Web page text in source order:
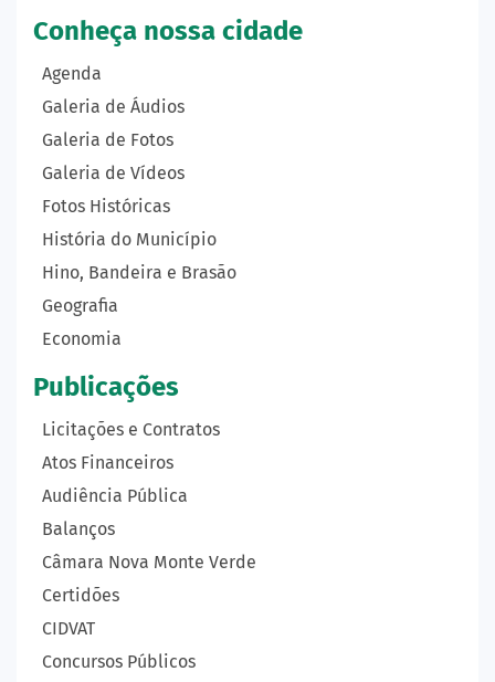
Conheça nossa cidade
Agenda
Galeria de Áudios
Galeria de Fotos
Galeria de Vídeos
Fotos Históricas
História do Município
Hino, Bandeira e Brasão
Geografia
Economia
Publicações
Licitações e Contratos
Atos Financeiros
Audiência Pública
Balanços
Câmara Nova Monte Verde
Certidões
CIDVAT
Concursos Públicos